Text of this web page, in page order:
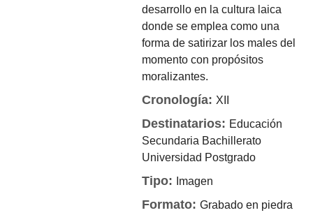
desarrollo en la cultura laica
donde se emplea como una
forma de satirizar los males del
momento con propósitos
moralizantes.
Cronología:XII
Destinatarios: Educación
Secundaria Bachillerato
Universidad Postgrado
Tipo: Imagen
Formato:Grabado en piedra